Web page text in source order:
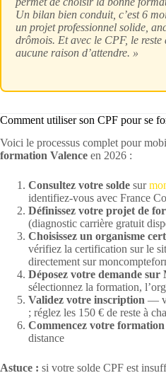
Un bilan bien conduit, c’est 6
un projet professionnel solide,
drômois. Et avec le CPF, le
aucune raison d’attendre. »
Comment utiliser son CPF pour se
Voici le processus complet pour
formation Valence en 2026 :
Consultez votre solde sur
identifiez-vous avec France
Définissez votre projet de
(diagnostic carrière gratuit
Choisissez un organisme
vérifiez la certification sur le
directement sur
Déposez votre demande
sélectionnez la formation,
Validez votre inscription —
; réglez les 150 € de reste à
Commencez votre formation
distance
Astuce : si votre solde CPF est